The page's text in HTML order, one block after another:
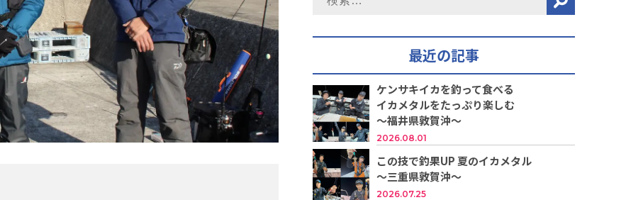
最近の記事
ケンサキイカを釣って食べる
イカメタルをたっぷり楽しむ
～福井県敦賀沖～
2026.08.01
この技で釣果UP 夏のイカメタル
～三重県敦賀沖～
2026.07.25